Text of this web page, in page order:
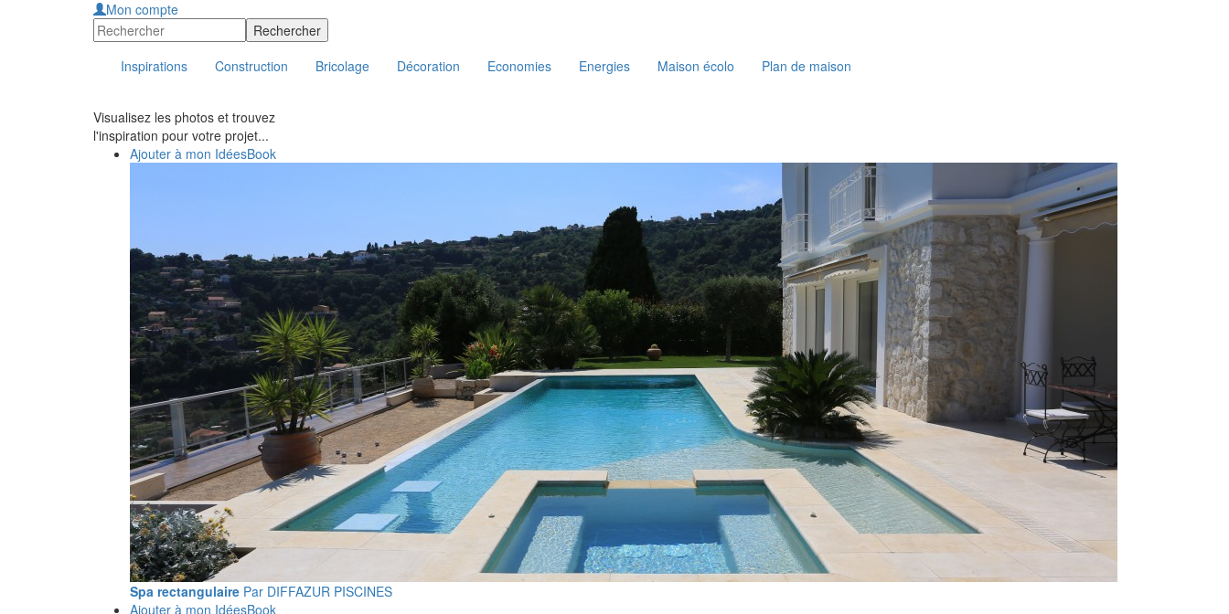
Mon compte
Inspirations Construction Bricolage Décoration Economies Energies Maison écolo Plan de maison
Visualisez les photos et trouvez
l'inspiration pour votre projet...
Ajouter à mon IdéesBook
Spa rectangulaire Par DIFFAZUR PISCINES
Ajouter à mon IdéesBook